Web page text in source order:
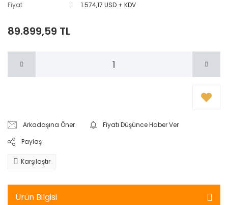
Fiyat
1.574,17 USD + KDV
89.899,59 TL
Arkadaşına Öner
Fiyatı Düşünce Haber Ver
Paylaş
Karşılaştır
Ürün Bilgisi